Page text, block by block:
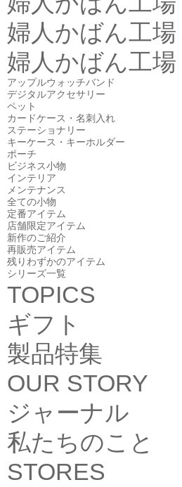
婦人かばん工場
婦人かばん工場
アップルウォッチバンド
デジタルアクセサリー
ペット
カードケース・名刺入れ
ステーショナリー
キーケース・キーホルダー
ポーチ
ビジネス小物
インテリア
メンテナンス
全ての小物
定番アイテム
店舗限定アイテム
新作のご紹介
再販売アイテム
残りわずかのアイテム
シリーズ一覧
TOPICS
ギフト
製品特集
OUR STORY
ジャーナル
私たちのこと
STORES